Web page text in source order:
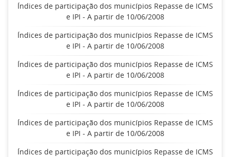
Índices de participação dos municípios Repasse de ICMS
e IPI - A partir de 10/06/2008
Índices de participação dos municípios Repasse de ICMS
e IPI - A partir de 10/06/2008
Índices de participação dos municípios Repasse de ICMS
e IPI - A partir de 10/06/2008
Índices de participação dos municípios Repasse de ICMS
e IPI - A partir de 10/06/2008
Índices de participação dos municípios Repasse de ICMS
e IPI - A partir de 10/06/2008
Índices de participação dos municípios Repasse de ICMS